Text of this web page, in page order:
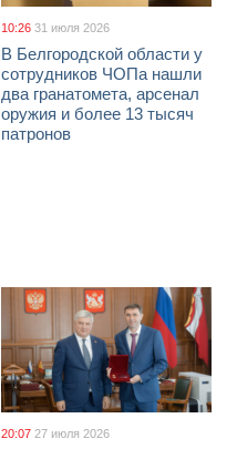
10:26 31 июля 2026
В Белгородской области у
сотрудников ЧОПа нашли
два гранатомета, арсенал
оружия и более 13 тысяч
патронов
20:07 27 июля 2026